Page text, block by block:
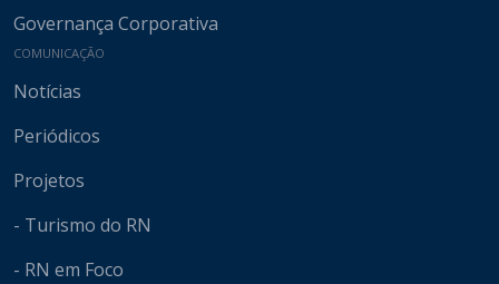
Governança Corporativa
COMUNICAÇÃO
Notícias
Periódicos
Projetos
- Turismo do RN
- RN em Foco